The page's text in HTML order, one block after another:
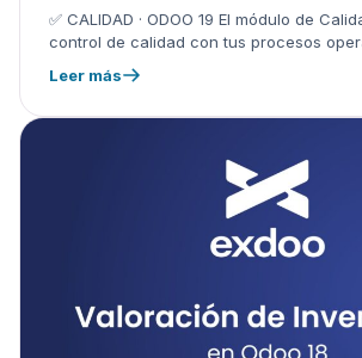
✅ CALIDAD · ODOO 19 El módulo de
control de calidad con tus procesos
recepciones, manufactura,
Asegura que cada producto cumpla…
Leer más